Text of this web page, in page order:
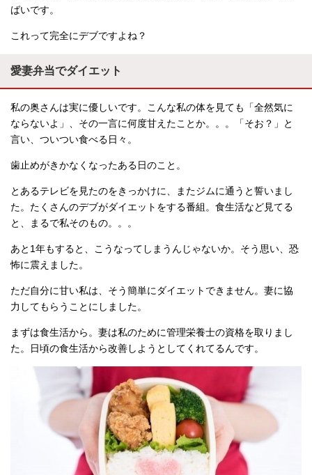
ばいです。
これって完全にデブですよね？
愛妻弁当でダイエット
私の奥さんは実に優しいです。こんな私の体を見ても「全然気に
ならないよ」、その一言に何度甘えたことか。。。「そお？」と
言い、ついつい食べる日々。
歯止めがきかなくなったある日のこと。
とあるテレビを見たのをきっかけに、またジムに通うと誓いまし
た。たくさんのデブがダイエットをする番組。食生活など見てる
と、まるで私そのもの。。。
あと1年もすると、こうなってしまうんじゃないか。そう思い、恐
怖に震えました。
ただ自分に甘い私は、そう簡単にダイエットできません。妻に協
力してもらうことにしました。
まずは食生活から。妻は私のために管理栄養士の資格を取りまし
た。日頃の食生活から改善しようとしてくれてるんです。